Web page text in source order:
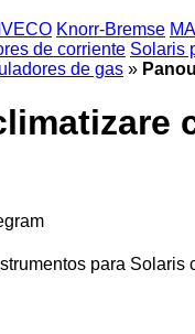
IVECO Knorr-Bremse
de corriente Solaris
de gas »
para Solaris